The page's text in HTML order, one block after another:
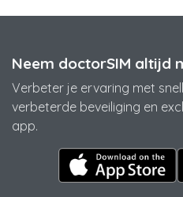
Neem doctorSIM altijd
Verbeter je ervaring met
verbeterde beveiliging en
app.